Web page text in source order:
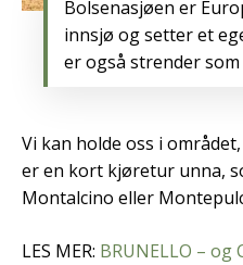
Bolsenasjøen er
innsjø og setter et
er også strender
Vi kan holde oss i
er en kort kjøretur unna,
Montalcino eller
LES MER: BRUNELLO – og